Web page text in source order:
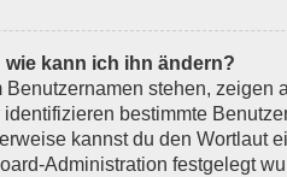
kann ich ihn ändern?
Benutzernamen stehen, zeigen
bestimmte
kannst du den Wortlaut
Administration festgelegt